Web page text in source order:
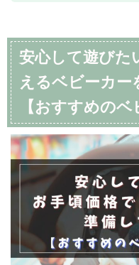
安心して遊びた
えるベビーカー
【おすすめのベ